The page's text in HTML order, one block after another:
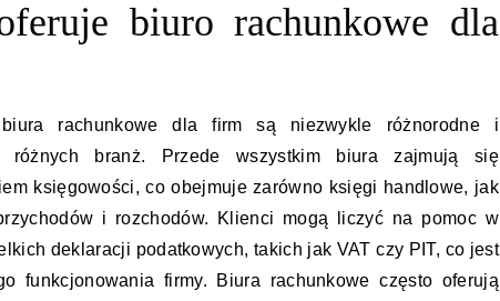
biuro rachunkowe dla
biura rachunkowe dla firm są niezwykle różnorodne i
różnych branż. Przede wszystkim biura zajmują się
księgowości, co obejmuje zarówno księgi handlowe, jak
i rozchodów. Klienci mogą liczyć na pomoc w
deklaracji podatkowych, takich jak VAT czy PIT, co jest
funkcjonowania firmy. Biura rachunkowe często oferują